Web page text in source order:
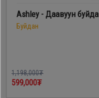
Ashley - Даавуун
Буйдан
1,198,000₮
599,000₮